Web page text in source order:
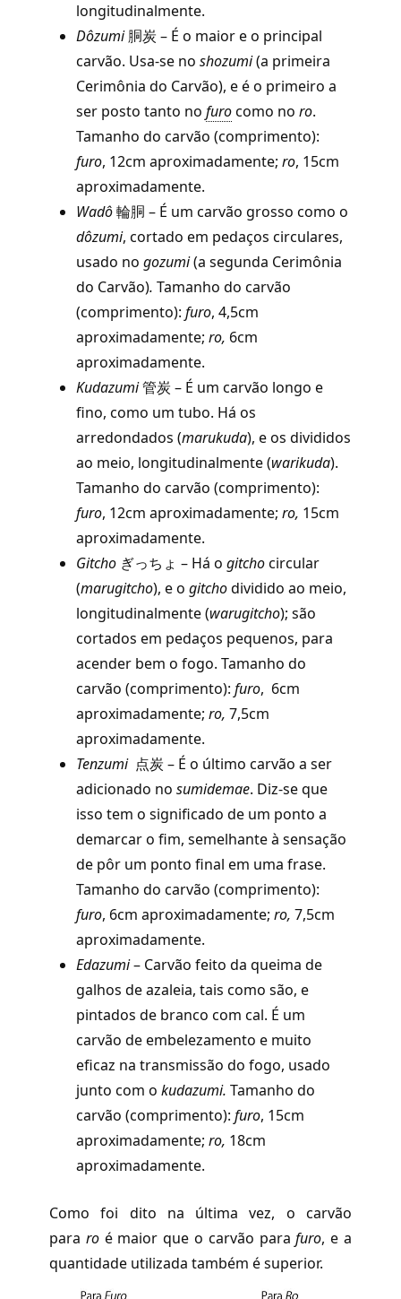
longitudinalmente.
Dôzumi胴炭 – É o maior e o principal
carvão. Usa-se no shozumi(a primeira
Cerimônia do Carvão), e é o primeiro a
ser posto tanto no furocomo no ro.
Tamanho do carvão (comprimento):
furo, 12cm aproximadamente; ro, 15cm
aproximadamente.
Wadô輪胴 – É um carvão grosso como o
dôzumi, cortado em pedaços circulares,
usado no gozumi(a segunda Cerimônia
do Carvão). Tamanho do carvão
(comprimento): furo, 4,5cm
aproximadamente; ro, 6cm
aproximadamente.
Kudazumi管炭 – É um carvão longo e
fino, como um tubo. Há os
arredondados (marukuda), e os divididos
ao meio, longitudinalmente (warikuda).
Tamanho do carvão (comprimento):
furo, 12cm aproximadamente; ro, 15cm
aproximadamente.
Gitcho ぎっちょ – Há o gitchocircular
(marugitcho), e o gitchodividido ao meio,
longitudinalmente (warugitcho); são
cortados em pedaços pequenos, para
acender bem o fogo. Tamanho do
carvão (comprimento): furo, 6cm
aproximadamente; ro, 7,5cm
aproximadamente.
Tenzumi点炭 – É o último carvão a ser
adicionado no sumidemae. Diz-se que
isso tem o significado de um ponto a
demarcar o fim, semelhante à sensação
de pôr um ponto final em uma frase.
Tamanho do carvão (comprimento):
furo, 6cm aproximadamente; ro, 7,5cm
aproximadamente.
Edazumi– Carvão feito da queima de
galhos de azaleia, tais como são, e
pintados de branco com cal. É um
carvão de embelezamento e muito
eficaz na transmissão do fogo, usado
junto com o kudazumi. Tamanho do
carvão (comprimento): furo, 15cm
aproximadamente; ro, 18cm
aproximadamente.
Como foi dito na última vez, o carvão
para ro é maior que o carvão para furo, e a
quantidade utilizada também é superior.